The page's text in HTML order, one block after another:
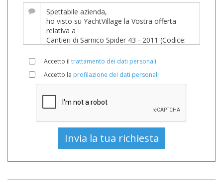
Accetto il trattamento dei dati personali
Accetto la profilazione dei dati personali